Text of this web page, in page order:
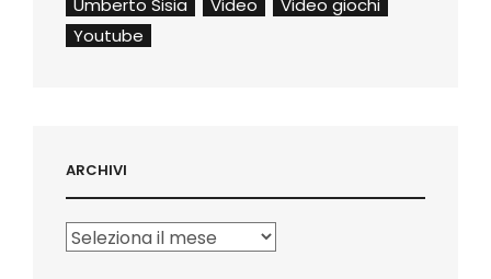
Youtube
ARCHIVI
Archivi